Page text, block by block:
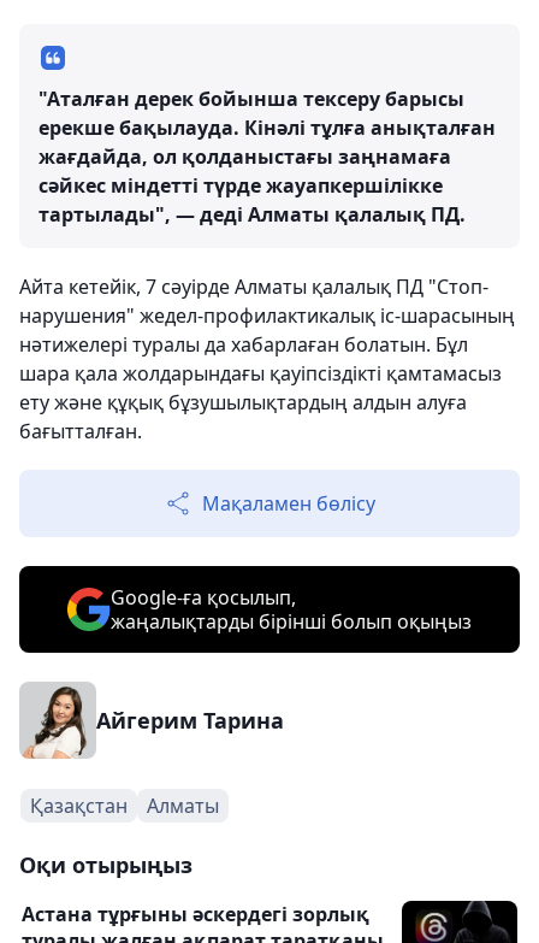
"Аталған дерек бойынша тексеру барысы
ерекше бақылауда. Кінәлі тұлға анықталған
жағдайда, ол қолданыстағы заңнамаға
сәйкес міндетті түрде жауапкершілікке
тартылады", — деді Алматы қалалық ПД.
Айта кетейік, 7 сәуірде Алматы қалалық ПД "Стоп-
нарушения" жедел-профилактикалық іс-шарасының
нәтижелері туралы да хабарлаған болатын. Бұл
шара қала жолдарындағы қауіпсіздікті қамтамасыз
ету және құқық бұзушылықтардың алдын алуға
бағытталған.
Мақаламен бөлісу
Google-ға қосылып,
жаңалықтарды бірінші болып оқыңыз
Айгерим Тарина
Қазақстан Алматы
Оқи отырыңыз
Астана тұрғыны әскердегі зорлық